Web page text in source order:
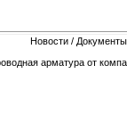
Новости / Документы
арматура от